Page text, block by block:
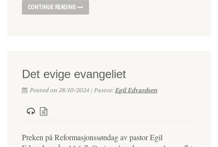
CONTINUE READING
Det evige evangeliet
Posted on 28/10/2024 | Pastor:Egil Edvardsen
Preken på Reformasjonssøndag av pastor Egil